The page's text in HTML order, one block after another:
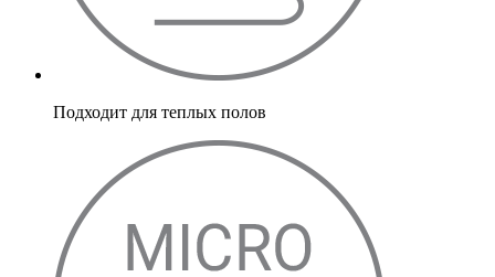
Подходит для теплых полов